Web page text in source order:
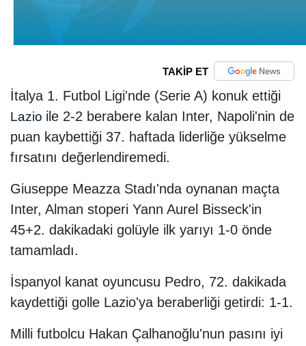
TAKİP ET
İtalya 1. Futbol Ligi'nde (Serie A) konuk ettiği
Lazio ile 2-2 berabere kalan Inter, Napoli'nin de
puan kaybettiği 37. haftada liderliğe yükselme
fırsatını değerlendiremedi.
Giuseppe Meazza Stadı'nda oynanan maçta
Inter, Alman stoperi Yann Aurel Bisseck'in
45+2. dakikadaki golüyle ilk yarıyı 1-0 önde
tamamladı.
İspanyol kanat oyuncusu Pedro, 72. dakikada
kaydettiği golle Lazio'ya beraberliği getirdi: 1-1.
Milli futbolcu Hakan Çalhanoğlu'nun pasını iyi